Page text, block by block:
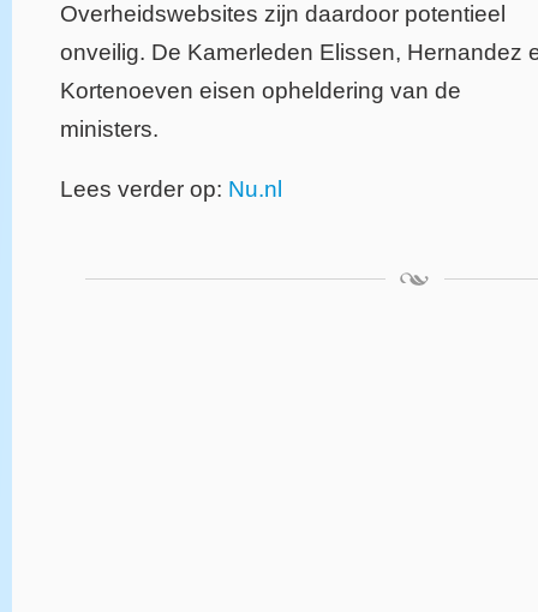
Overheidswebsites zijn daardoor potentieel
onveilig. De Kamerleden Elissen, Hernandez
Kortenoeven eisen opheldering van de
ministers.
Lees verder op: Nu.nl